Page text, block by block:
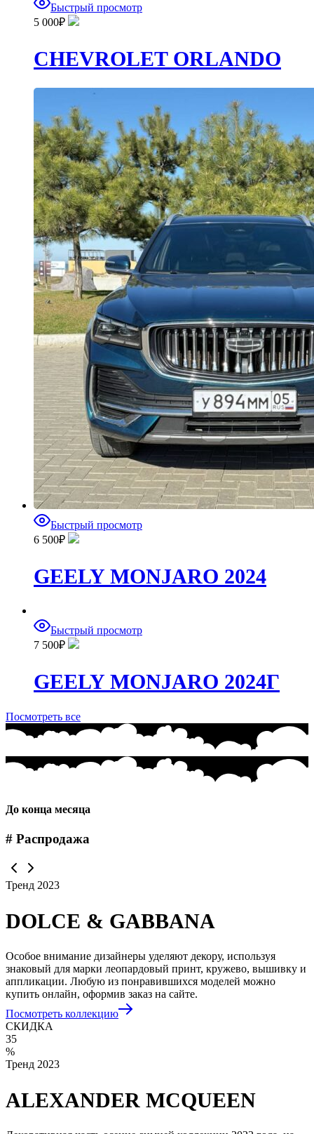
Быстрый просмотр
5 000₽
CHEVROLET ORLANDO
Быстрый просмотр
6 500₽
GEELY MONJARO 2024
Быстрый просмотр
7 500₽
GEELY MONJARO 2024Г
Посмотреть все
До конца месяца
# Распродажа
Тренд 2023
DOLCE & GABBANA
Особое внимание дизайнеры уделяют декору, используя
знаковый для марки леопардовый принт, кружево, вышивку и
аппликации. Любую из понравившихся моделей можно
купить онлайн, оформив заказ на сайте.
Посмотреть коллекцию
СКИДКА
35
%
Тренд 2023
ALEXANDER MCQUEEN